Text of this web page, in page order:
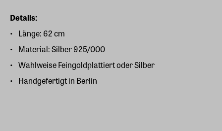
Details:
Länge: 62 cm
Material: Silber 925/000
Wahlweise Feingoldplattiert oder Silber
Handgefertigt in Berlin